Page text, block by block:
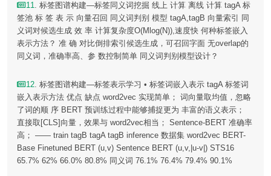
11. 标签图谱构建—标签同义词挖掘 线上 计算 离线 计算 tagA 标
签池 标 签 表 示 向量召回 同义词判别 模型 tagA,tagB 向量索引 同
义词对候选生成 效 率 计算复杂度O(Mlog(N)),速度快 何种标签嵌入
表示方法？ 准 确 对比倒排索引候选生成，可召回字面 无overlap的
同义词，准确率高、参 数控制简单 同义词判别模型设计？
12. 标签图谱构建—标签表示学习 • 标签词嵌入表示 tagA 标签词
嵌入表示方法 优点 缺点 word2vec 实现简单； 词向量取均值，忽略
了词的顺 序 BERT 预训练过程中能够捕捉更为 丰富的语义表示；
直接取[CLS]向量，效果与 word2vec相当； Sentence-BERT 准确率
高； —— train tagB tagA tagB inference 数据集 word2vec BERT-
Base Finetuned BERT (u,v) Sentence BERT (u,v,|u-v|) STS16
65.7% 62% 66.0% 80.8% 同义词 76.1% 76.4% 79.4% 90.1%